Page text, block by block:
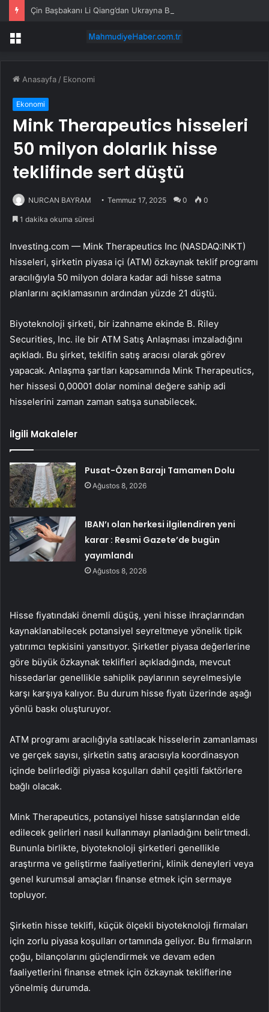
Menü
Anasayfa / Ekonomi
Ekonomi
Mink Therapeutics hisseleri
50 milyon dolarlık hisse
teklifinde sert düştü
NURCAN BAYRAM Temmuz 17, 2025 0 0
1 dakika okuma süresi
Investing.com — Mink Therapeutics Inc (NASDAQ:INKT)
hisseleri, şirketin piyasa içi (ATM) özkaynak teklif programı
aracılığıyla 50 milyon dolara kadar adi hisse satma
planlarını açıklamasının ardından yüzde 21 düştü.
Biyoteknoloji şirketi, bir izahname ekinde B. Riley
Securities, Inc. ile bir ATM Satış Anlaşması imzaladığını
açıkladı. Bu şirket, teklifin satış aracısı olarak görev
yapacak. Anlaşma şartları kapsamında Mink Therapeutics,
her hissesi 0,00001 dolar nominal değere sahip adi
hisselerini zaman zaman satışa sunabilecek.
İlgili Makaleler
Pusat-Özen Barajı Tamamen Dolu
Ağustos 8, 2026
IBAN’ı olan herkesi ilgilendiren yeni
karar : Resmi Gazete’de bugün
yayımlandı
Ağustos 8, 2026
Hisse fiyatındaki önemli düşüş, yeni hisse ihraçlarından
kaynaklanabilecek potansiyel seyreltmeye yönelik tipik
yatırımcı tepkisini yansıtıyor. Şirketler piyasa değerlerine
göre büyük özkaynak teklifleri açıkladığında, mevcut
hissedarlar genellikle sahiplik paylarının seyrelmesiyle
karşı karşıya kalıyor. Bu durum hisse fiyatı üzerinde aşağı
yönlü baskı oluşturuyor.
ATM programı aracılığıyla satılacak hisselerin zamanlaması
ve gerçek sayısı, şirketin satış aracısıyla koordinasyon
içinde belirlediği piyasa koşulları dahil çeşitli faktörlere
bağlı olacak.
Mink Therapeutics, potansiyel hisse satışlarından elde
edilecek gelirleri nasıl kullanmayı planladığını belirtmedi.
Bununla birlikte, biyoteknoloji şirketleri genellikle
araştırma ve geliştirme faaliyetlerini, klinik deneyleri veya
genel kurumsal amaçları finanse etmek için sermaye
topluyor.
Şirketin hisse teklifi, küçük ölçekli biyoteknoloji firmaları
için zorlu piyasa koşulları ortamında geliyor. Bu firmaların
çoğu, bilançolarını güçlendirmek ve devam eden
faaliyetlerini finanse etmek için özkaynak tekliflerine
yönelmiş durumda.